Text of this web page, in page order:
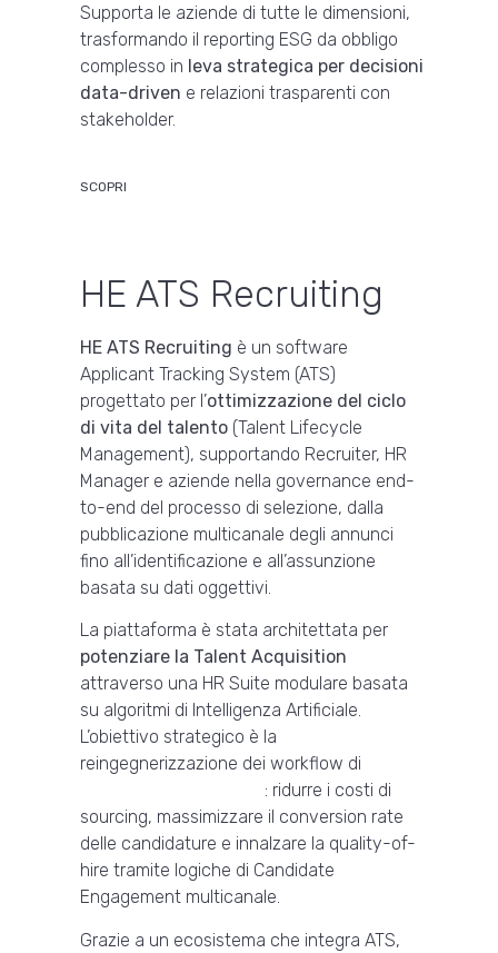
Supporta le aziende di tutte le dimensioni,
trasformando il reporting ESG da obbligo
complesso in leva strategica per decisioni
data-driven e relazioni trasparenti con
stakeholder.
SCOPRI
HE ATS Recruiting
HE ATS Recruiting è un software
Applicant Tracking System (ATS)
progettato per l’ottimizzazione del ciclo
di vita del talento (Talent Lifecycle
Management), supportando Recruiter, HR
Manager e aziende nella governance end-
to-end del processo di selezione, dalla
pubblicazione multicanale degli annunci
fino all’identificazione e all’assunzione
basata su dati oggettivi.
La piattaforma è stata architettata per
potenziare la Talent Acquisition
attraverso una HR Suite modulare basata
su algoritmi di Intelligenza Artificiale.
L’obiettivo strategico è la
reingegnerizzazione dei workflow di
: ridurre i costi di
sourcing, massimizzare il conversion rate
delle candidature e innalzare la quality-of-
hire tramite logiche di Candidate
Engagement multicanale.
Grazie a un ecosistema che integra ATS,